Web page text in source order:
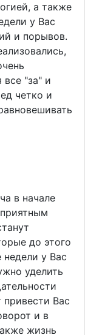
а также
у Вас
и порывов.
все "за" и
четко и
в начале
до этого
недели у Вас
уделить
Вас
и в
жизнь